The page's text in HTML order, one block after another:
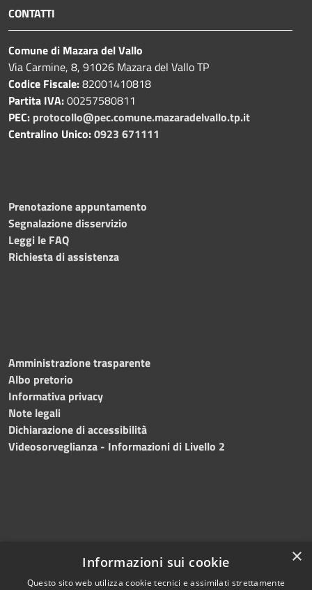
CONTATTI
Comune di Mazara del Vallo
Via Carmine, 8, 91026 Mazara del Vallo TP
Codice Fiscale:82001410818
Partita IVA:00257580811
PEC: protocollo@pec.comune.mazaradelvallo.tp.it
Centralino Unico:0923 671111
Prenotazione appuntamento
Segnalazione disservizio
Leggi le FAQ
Richiesta di assistenza
Amministrazione trasparente
Albo pretorio
Informativa privacy
Note legali
Dichiarazione di accessibilità
Videosorveglianza - Informazioni di Livello 2
×
Informazioni sui cookie
Questo sito web utilizza cookie tecnici e assimilati strettamente